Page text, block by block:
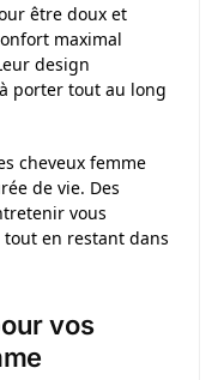
être doux et
maximal
design
porter tout au long
cheveux femme
de vie. Des
vous
tout en restant dans
vos